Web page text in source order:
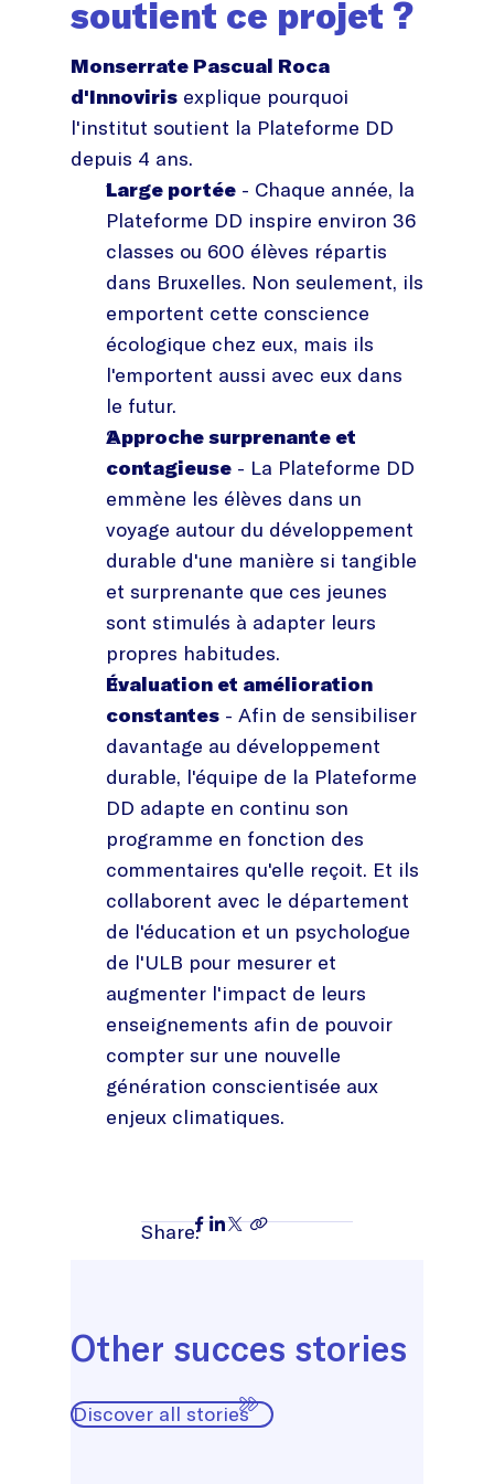
soutient ce projet ?
Monserrate Pascual Roca
d'Innoviris explique pourquoi
l'institut soutient la Plateforme DD
depuis 4 ans.
Large portée - Chaque année, la
Plateforme DD inspire environ 36
classes ou 600 élèves répartis
dans Bruxelles. Non seulement, ils
emportent cette conscience
écologique chez eux, mais ils
l'emportent aussi avec eux dans
le futur.
Approche surprenante et
contagieuse - La Plateforme DD
emmène les élèves dans un
voyage autour du développement
durable d'une manière si tangible
et surprenante que ces jeunes
sont stimulés à adapter leurs
propres habitudes.
Évaluation et amélioration
constantes - Afin de sensibiliser
davantage au développement
durable, l'équipe de la Plateforme
DD adapte en continu son
programme en fonction des
commentaires qu'elle reçoit. Et ils
collaborent avec le département
de l'éducation et un psychologue
de l'ULB pour mesurer et
augmenter l'impact de leurs
enseignements afin de pouvoir
compter sur une nouvelle
génération conscientisée aux
enjeux climatiques.
Share:
Other succes stories
Discover all stories